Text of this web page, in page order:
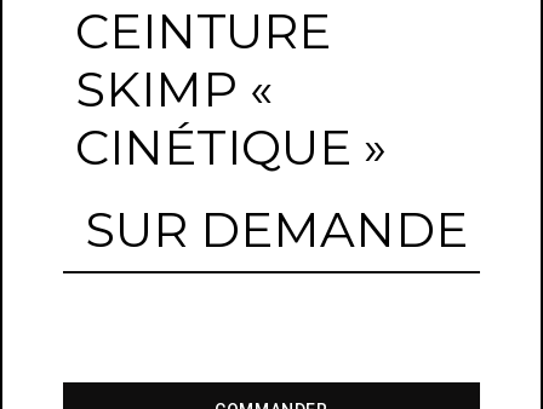
CEINTURE
SKIMP «
CINÉTIQUE »
SUR DEMANDE